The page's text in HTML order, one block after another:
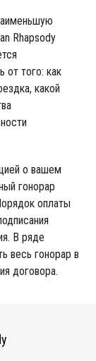
Rhapsody
от того: как
какой
о вашем
гонорар
оплаты
В ряде
весь гонорар в
договора.